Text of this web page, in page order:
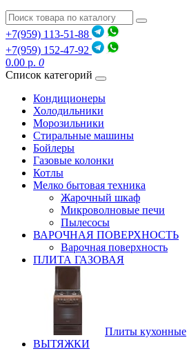
+7(959) 113-51-88
+7(959) 152-47-92
0.00 р. 0
Список категорий
Кондиционеры
Холодильники
Морозильники
Стиральные машины
Бойлеры
Газовые колонки
Котлы
Мелко бытовая техника
Жарочный шкаф
Микроволновые печи
Пылесосы
ВАРОЧНАЯ ПОВЕРХНОСТЬ
Варочная поверхность
ПЛИТА ГАЗОВАЯ
Плиты кухонные
ВЫТЯЖКИ